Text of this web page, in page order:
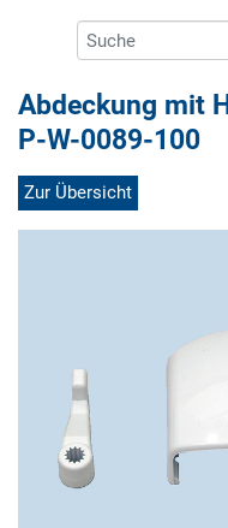
Abdeckung mit
P-W-0089-100
Zur Übersicht